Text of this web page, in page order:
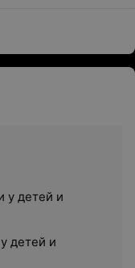
у детей и
детей и